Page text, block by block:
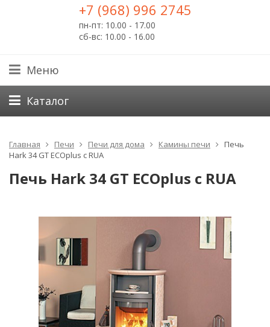
+7 (968) 996 2745
пн-пт: 10.00 - 17.00
сб-вс: 10.00 - 16.00
Меню
Каталог
Главная Печи Печи для дома Камины печи
Печь
Hark 34 GT ECOplus с RUA
Печь Hark 34 GT ECOplus с RUA